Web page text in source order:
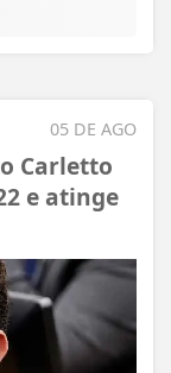
05 DE AGO
Carletto
e atinge